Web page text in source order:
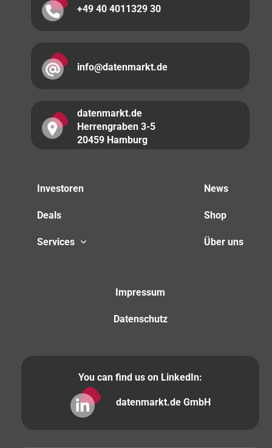
+49 40 4011329 30
info@datenmarkt.de
datenmarkt.de
Herrengraben 3-5
20459 Hamburg
Investoren
Deals
Services
News
Shop
Über uns
Impressum
Datenschutz
You can find us on LinkedIn:
datenmarkt.de GmbH